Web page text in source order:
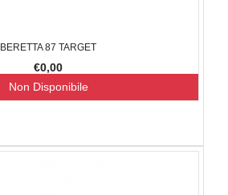
BERETTA 87 TARGET
€0,00
Non Disponibile